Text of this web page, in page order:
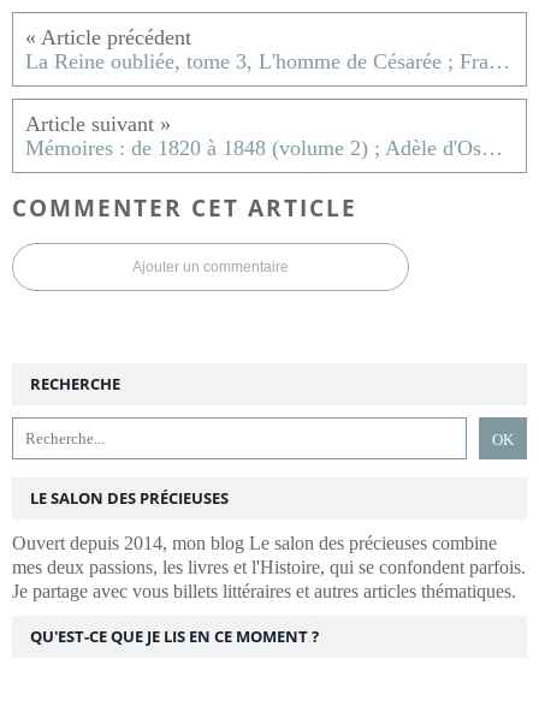
La Reine oubliée, tome 3, L'homme de Césarée ; Françoise Chandernagor
Mémoires : de 1820 à 1848 (volume 2) ; Adèle d'Osmond comtesse de Boigne
COMMENTER CET ARTICLE
Ajouter un commentaire
RECHERCHE
LE SALON DES PRÉCIEUSES
Ouvert depuis 2014, mon blog Le salon des précieuses combine
mes deux passions, les livres et l'Histoire, qui se confondent parfois.
Je partage avec vous billets littéraires et autres articles thématiques.
QU'EST-CE QUE JE LIS EN CE MOMENT ?